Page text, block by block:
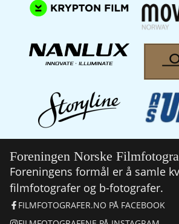
Foreningen Norske
Foreningens formål er å samle
filmfotografer og b-fotografer.
FILMFOTOGRAFER.NO PÅ FACEBOOK